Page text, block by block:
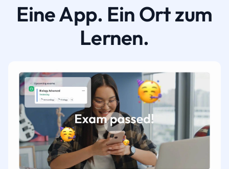
Eine App. Ein Ort zum
Lernen.